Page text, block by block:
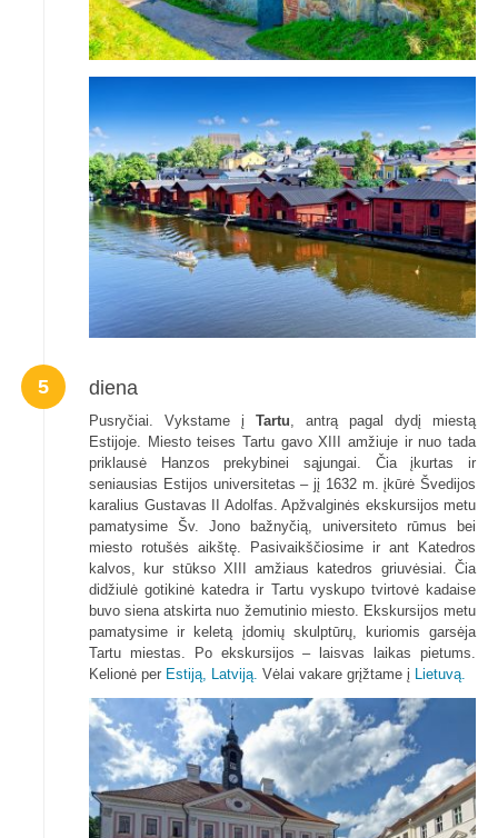
5 diena
Pusryčiai. Vykstame į Tartu , antrą pagal dydį miestą
Estijoje. Miesto teises Tartu gavo XIII amžiuje ir nuo tada
priklausė Hanzos prekybinei sąjungai. Čia įkurtas ir
seniausias Estijos universitetas – jį 1632 m. įkūrė Švedijos
karalius Gustavas II Adolfas. Apžvalginės ekskursijos metu
pamatysime Šv. Jono bažnyčią, universiteto rūmus bei
miesto rotušės aikštę. Pasivaikščiosime ir ant Katedros
kalvos, kur stūkso XIII amžiaus katedros griuvėsiai. Čia
didžiulė gotikinė katedra ir Tartu vyskupo tvirtovė kadaise
buvo siena atskirta nuo žemutinio miesto. Ekskursijos metu
pamatysime ir keletą įdomių skulptūrų, kuriomis garsėja
Tartu miestas. Po ekskursijos – laisvas laikas pietums.
Kelionė per Estiją, Latviją. Vėlai vakare grįžtame į Lietuvą.